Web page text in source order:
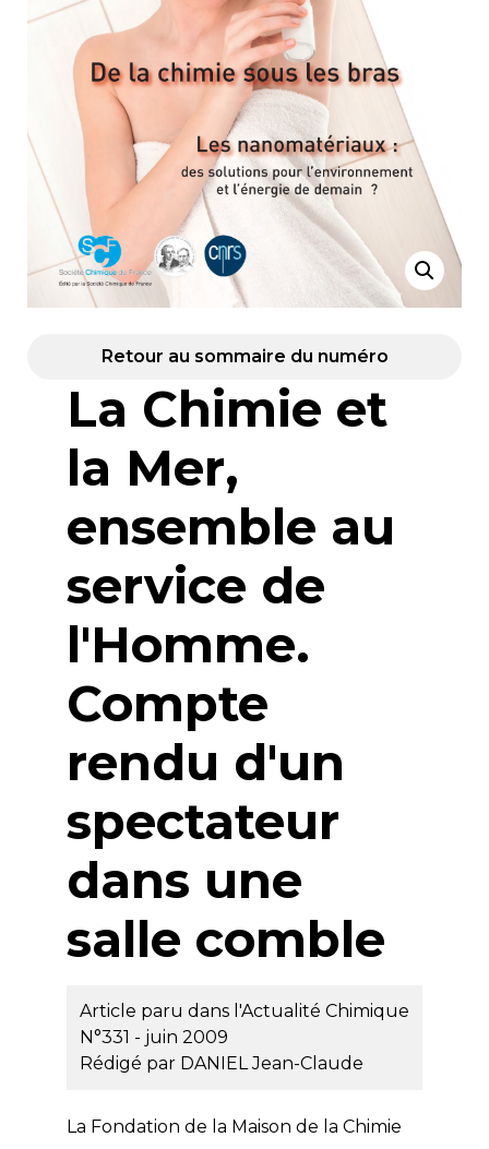
Retour au sommaire du numéro
La Chimie et
la Mer,
ensemble au
service de
l'Homme.
Compte
rendu d'un
spectateur
dans une
salle comble
Article paru dans l'Actualité Chimique
N°331 - juin 2009
Rédigé par DANIEL Jean-Claude
La Fondation de la Maison de la Chimie